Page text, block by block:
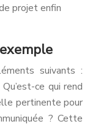
projet enfin
suivants :
ce qui rend
pertinente pour
? Cette